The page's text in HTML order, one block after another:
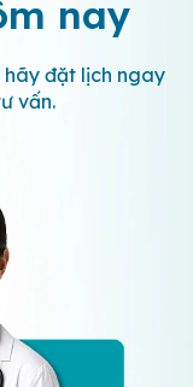
nay
đặt lịch ngay
vấn.